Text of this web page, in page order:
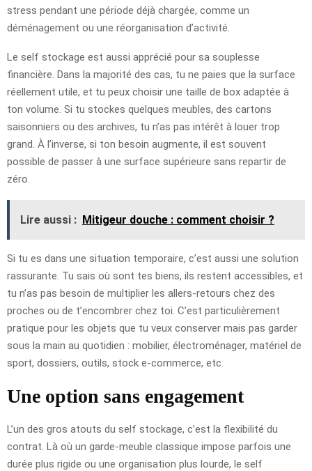
stress pendant une période déjà chargée, comme un
déménagement ou une réorganisation d’activité.
Le self stockage est aussi apprécié pour sa souplesse
financière. Dans la majorité des cas, tu ne paies que la surface
réellement utile, et tu peux choisir une taille de box adaptée à
ton volume. Si tu stockes quelques meubles, des cartons
saisonniers ou des archives, tu n’as pas intérêt à louer trop
grand. À l’inverse, si ton besoin augmente, il est souvent
possible de passer à une surface supérieure sans repartir de
zéro.
Lire aussi : Mitigeur douche : comment choisir ?
Si tu es dans une situation temporaire, c’est aussi une solution
rassurante. Tu sais où sont tes biens, ils restent accessibles, et
tu n’as pas besoin de multiplier les allers-retours chez des
proches ou de t’encombrer chez toi. C’est particulièrement
pratique pour les objets que tu veux conserver mais pas garder
sous la main au quotidien : mobilier, électroménager, matériel de
sport, dossiers, outils, stock e-commerce, etc.
Une option sans engagement
L’un des gros atouts du self stockage, c’est la flexibilité du
contrat. Là où un garde-meuble classique impose parfois une
durée plus rigide ou une organisation plus lourde, le self